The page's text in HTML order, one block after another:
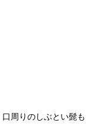
周りのしぶとい髭